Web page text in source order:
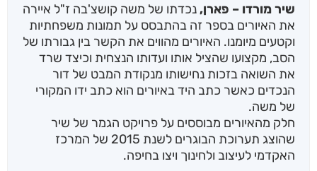
שיר מורדו – פארן,נכדתו של משה קושצ'בה ז"ל איירה
את האיורים בספר זה בהתבסס על תמונות משפחתיות
וקטעים מיומנו. האיורים מהווים את הקשר בין גבורתו של
הסב, מקצועו שהציל אותו ועדותו הנצחית וכיצד שרד
את השואה בזכות נחישותו מנקודת המבט של דור
הנכדים כאשר כתב היד באיורים הוא כתב ידו המקורי
של משה.
חלק מהאיורים מבוססים על פרויקט הגמר של שיר
שהוצג תערוכת הבוגרים לשנת 2015 של המרכז
האקדמי לעיצוב ולחינוך ויצו בחיפה.